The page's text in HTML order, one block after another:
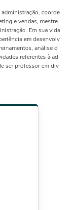
coorde
e vendas, mestre
Em sua vida
em desenvolv
análise d
referentes à ad
ser professor em div